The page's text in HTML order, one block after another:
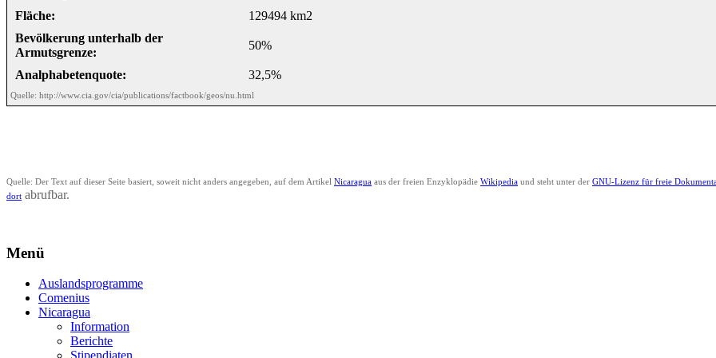
Fläche:
129494 km2
Bevölkerung unterhalb der
Armutsgrenze:
50%
Analphabetenquote: 32,5%
Quelle: http://www.cia.gov/cia/publications/factbook/geos/nu.html
Quelle: Der Text auf dieser Seite basiert, soweit nicht anders angegeben, auf dem Artikel Nicaragua aus der freien Enzyklopädie Wikipedia und steht unter der GNU-Lizenz für freie
dort abrufbar.
Menü
Auslandsprogramme
Comenius
Nicaragua
Information
Berichte